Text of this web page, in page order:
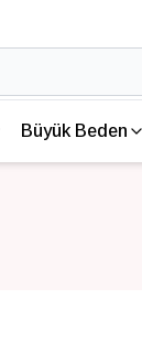
Büyük Beden